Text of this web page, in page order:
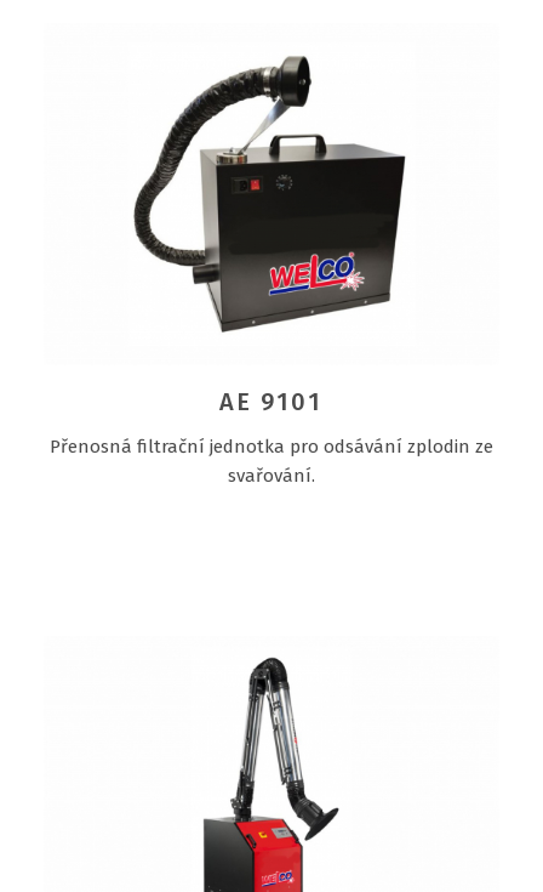
AE 9101
Přenosná filtrační jednotka pro odsávání zplodin ze
svařování.